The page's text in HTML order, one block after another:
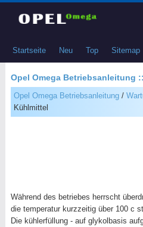
Startseite Neu Top Sitemap
Opel Omega Betriebsanleitung
Opel Omega Betriebsanleitung/
Kühlmittel
Während des betriebes herrscht
die temperatur kurzzeitig über 100 c
Die kühlerfüllung - auf glykolbasis